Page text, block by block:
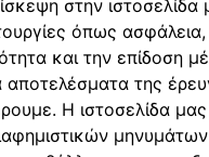
Σημείωση: Στην τιμή δεν